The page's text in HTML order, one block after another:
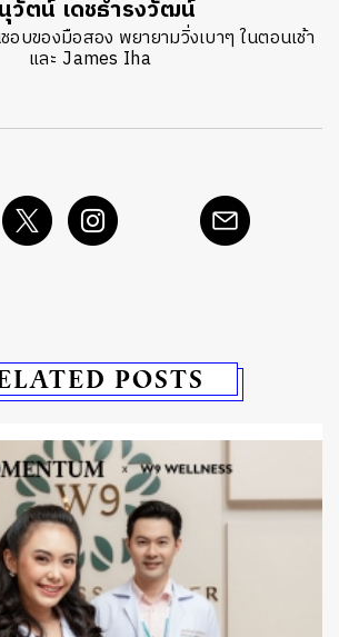
วัตน์ เดชธำรงวัฒน์
อบของมือสอง พยายามวิ่งเบาๆ ในตอนเช้า
และ James Iha
POSTS